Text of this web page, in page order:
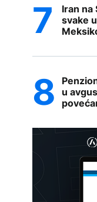
Iran na
svake
u